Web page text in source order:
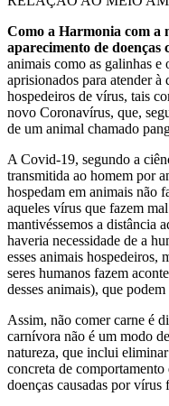
Como a Harmonia com a
aparecimento de doenças
animais como as galinhas
aprisionados para atender à
hospedeiros de vírus, tais
novo Coronavírus, que,
de um animal chamado
A Covid-19, segundo a
transmitida ao homem por
hospedam em animais não
aqueles vírus que fazem
mantivéssemos a distância
haveria necessidade de a
esses animais hospedeiros,
seres humanos fazem
desses animais), que
Assim, não comer carne é
carnívora não é um modo
natureza, que inclui
concreta de
doenças causadas por vírus